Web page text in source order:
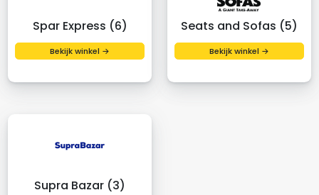
Spar Express (6)
Bekijk winkel →
Seats and Sofas (5)
Bekijk winkel →
Supra Bazar (3)